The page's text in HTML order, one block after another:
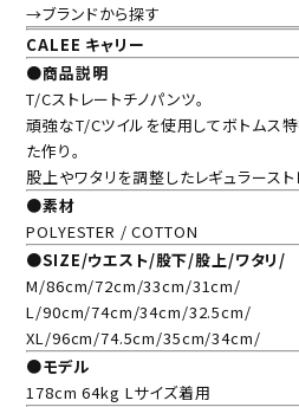
→ブランドから探す
CALEE キャリー
●商品説明
T/Cストレートチノパンツ。
頑強なT/Cツイルを使用してボトムス
た作り。
股上やワタリを調整したレギュラースト
●素材
POLYESTER / COTTON
●SIZE/ウエスト/股下/股上/ワタリ/
M/86cm/72cm/33cm/31cm/
L/90cm/74cm/34cm/32.5cm/
XL/96cm/74.5cm/35cm/34cm/
●モデル
178cm 64kg Lサイズ着用